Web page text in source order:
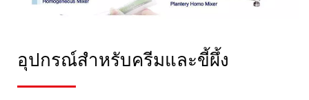
อุปกรณ์สำหรับครีมและขี้ผึ้ง